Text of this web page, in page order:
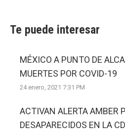
Te puede interesar
MÉXICO A PUNTO DE
MUERTES POR COVID-19
24 enero, 2021 7:31 PM
ACTIVAN ALERTA AMBER
DESAPARECIDOS EN LA